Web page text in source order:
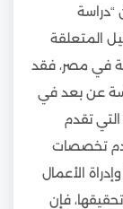
“دراسة
المتعلقة
في مصر، فقد
عن بعد في
تقدم
تخصصات
الأعمال
فإن